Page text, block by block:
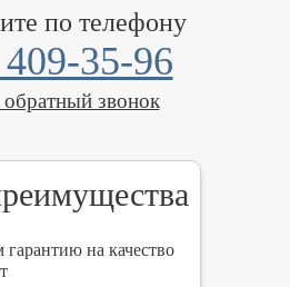
по телефону
35-96
обратный звонок
гарантию на качество